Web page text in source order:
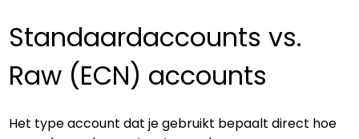
Standaardaccounts vs.
Raw (ECN) accounts
Het type account dat je gebruikt bepaalt direct hoe